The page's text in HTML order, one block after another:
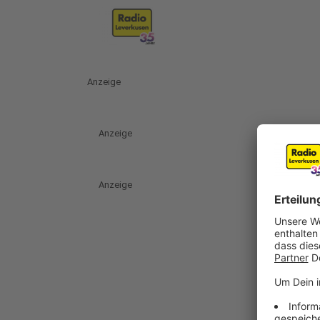
Anzeige
Anzeige
Anzeige